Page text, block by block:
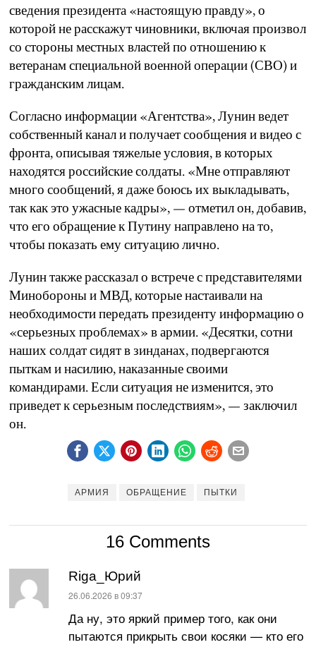
сведения президента «настоящую правду», о
которой не расскажут чиновники, включая произвол
со стороны местных властей по отношению к
ветеранам специальной военной операции (СВО) и
гражданским лицам.
Согласно информации «Агентства», Лунин ведет
собственный канал и получает сообщения и видео с
фронта, описывая тяжелые условия, в которых
находятся российские солдаты. «Мне отправляют
много сообщений, я даже боюсь их выкладывать,
так как это ужасные кадры», — отметил он, добавив,
что его обращение к Путину направлено на то,
чтобы показать ему ситуацию лично.
Лунин также рассказал о встрече с представителями
Минобороны и МВД, которые настаивали на
необходимости передать президенту информацию о
«серьезных проблемах» в армии. «Десятки, сотни
наших солдат сидят в зинданах, подвергаются
пыткам и насилию, наказанные своими
командирами. Если ситуация не изменится, это
приведет к серьезным последствиям», — заключил
он.
АРМИЯ ОБРАЩЕНИЕ ПЫТКИ
16 Comments
Riga_Юрий
:
26.06.2026 в 09:37
Да ну, это яркий пример того, как они
пытаются прикрыть свои косяки — кто его